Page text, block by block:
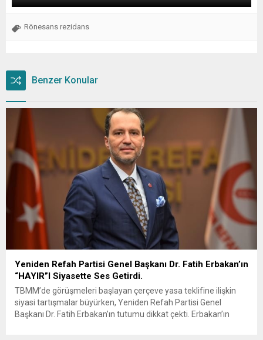
Rönesans rezidans
Benzer Konular
Yeniden Refah Partisi Genel Başkanı Dr. Fatih Erbakan’ın
“HAYIR”I Siyasette Ses Getirdi.
TBMM’de görüşmeleri başlayan çerçeve yasa teklifine ilişkin
siyasi tartışmalar büyürken, Yeniden Refah Partisi Genel
Başkanı Dr. Fatih Erbakan’ın tutumu dikkat çekti. Erbakan’ın